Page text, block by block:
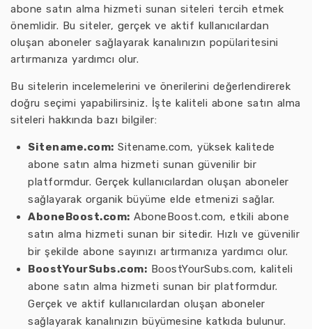
abone satın alma hizmeti sunan siteleri tercih etmek
önemlidir. Bu siteler, gerçek ve aktif kullanıcılardan
oluşan aboneler sağlayarak kanalınızın popülaritesini
artırmanıza yardımcı olur.
Bu sitelerin incelemelerini ve önerilerini değerlendirerek
doğru seçimi yapabilirsiniz. İşte kaliteli abone satın alma
siteleri hakkında bazı bilgiler:
Sitename.com: Sitename.com, yüksek kalitede
abone satın alma hizmeti sunan güvenilir bir
platformdur. Gerçek kullanıcılardan oluşan aboneler
sağlayarak organik büyüme elde etmenizi sağlar.
AboneBoost.com: AboneBoost.com, etkili abone
satın alma hizmeti sunan bir sitedir. Hızlı ve güvenilir
bir şekilde abone sayınızı artırmanıza yardımcı olur.
BoostYourSubs.com: BoostYourSubs.com, kaliteli
abone satın alma hizmeti sunan bir platformdur.
Gerçek ve aktif kullanıcılardan oluşan aboneler
sağlayarak kanalınızın büyümesine katkıda bulunur.